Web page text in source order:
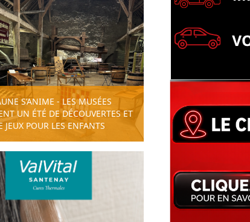
S’ANIME - LES MUSÉES
UN ÉTÉ DE DÉCOUVERTES ET
JEUX POUR LES ENFANTS